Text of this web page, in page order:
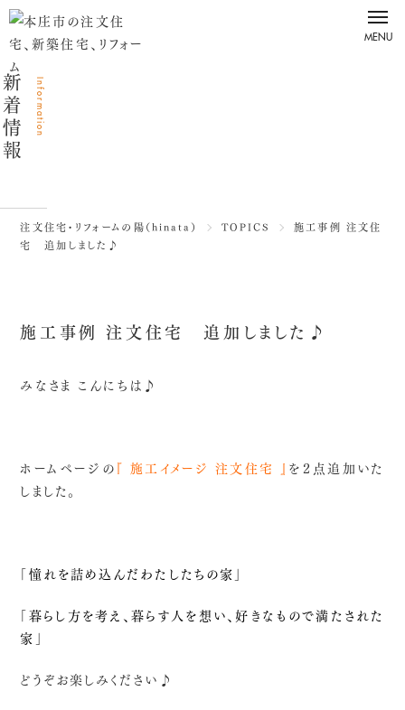
Works
建築事例
注文住宅 – 事例
リフォーム – 事例
注文住宅
リフォーム
住まいづくりについて
プラスワンリビング
Information
報
注文住宅・リフォームの陽（hinata） TOPICS
施工事例 注文住
宅 追加しました♪
施工事例 注文住宅 追加しました♪
みなさま こんにちは♪
ホームページの『 施工イメージ 注文住宅 』 を２点追加いた
しました。
「憧れを詰め込んだわたしたちの家 」
「暮らし方を考え、暮らす人を想い、好きなもので満たされた
家」
どうぞお楽しみください♪
MENU